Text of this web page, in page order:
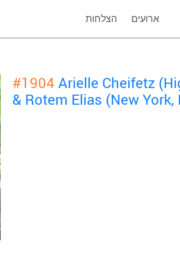
הצלחות ארועים
#1904 Arielle Cheifetz
& Rotem Elias (New York,